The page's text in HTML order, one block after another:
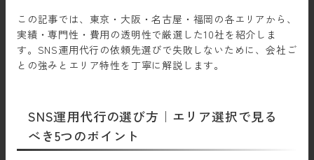
この記事では、東京・大阪・名古屋・福岡の各エリアから、
実績・専門性・費用の透明性で厳選した10社を紹介しま
す。SNS運用代行の依頼先選びで失敗しないために、会社ご
との強みとエリア特性を丁寧に解説します。
SNS運用代行の選び方｜エリア選択で見る
べき5つのポイント